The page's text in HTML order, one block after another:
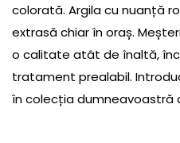
colorată. Argila cu nuanță
extrasă chiar în oraș.
o calitate atât de înaltă,
tratament prealabil.
în colecția dumneavoastră